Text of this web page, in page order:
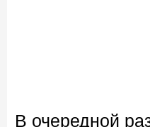
В очередной